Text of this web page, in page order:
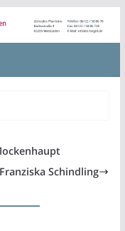
Schindling